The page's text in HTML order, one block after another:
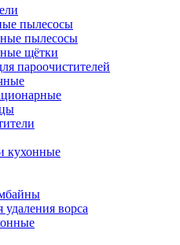
пылесосы
пылесосы
щётки
пароочистителей
кухонные
ворса